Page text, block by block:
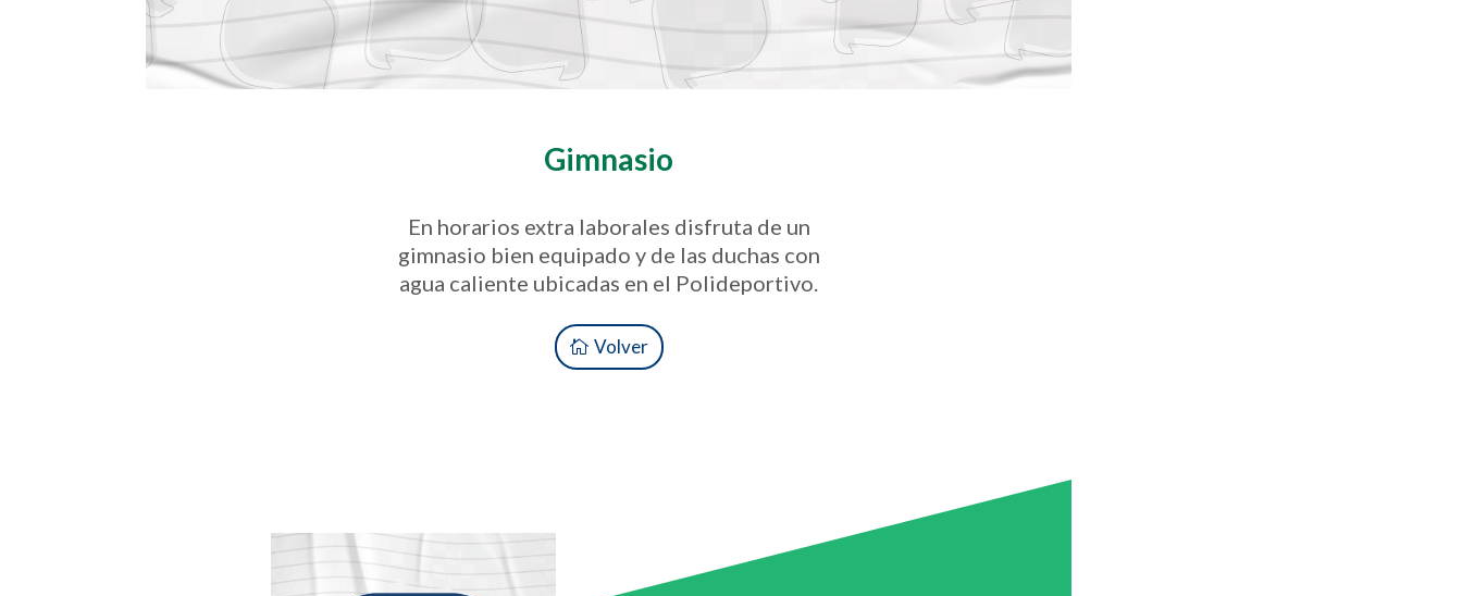
Gimnasio
En horarios extra laborales disfruta de un
gimnasio bien equipado y de las duchas con
agua caliente ubicadas en el Polideportivo.
Volver